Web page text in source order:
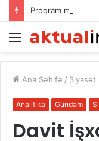
Menu
Ana Səhifə / Siyasət
Analitika Gündəm
Davit